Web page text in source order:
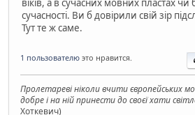
віків, а в сучасних мовних пластах
сучасності. Ви б довірили свій зір
Тут те ж саме.
1 пользователю это нравится.
Пролетареві ніколи вчити європейських
добре і на ній принести до своєї хати
Хоткевич)